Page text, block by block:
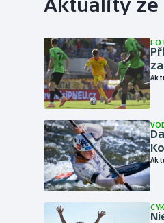
Aktuality ze